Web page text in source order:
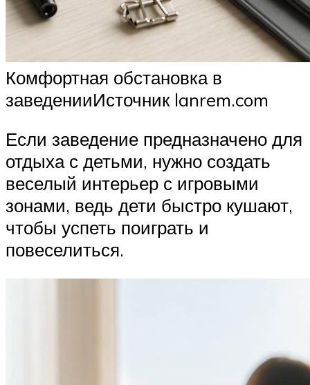
Комфортная обстановка в
заведенииИсточник lanrem.com
Если заведение предназначено для
отдыха с детьми, нужно создать
веселый интерьер с игровыми
зонами, ведь дети быстро кушают,
чтобы успеть поиграть и
повеселиться.